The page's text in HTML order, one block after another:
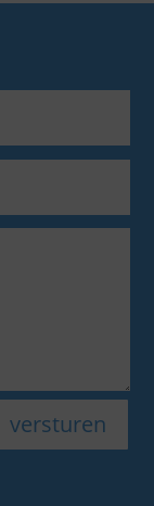
versturen